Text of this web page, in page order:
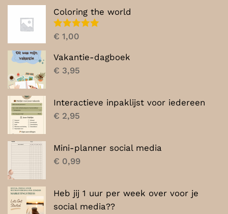
Coloring the world
Gewaardeerd
5.00
€ 1,00
Vakantie-dagboek
€ 3,95
Interactieve inpaklijst voor iedereen
€ 2,95
Mini-planner social media
€ 0,99
Heb jij 1 uur per week over voor je
social media??